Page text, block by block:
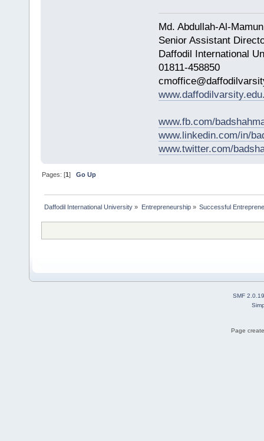
Md. Abdullah-Al-
Senior Assistant
Daffodil International
01811-458850
www.fb.com/
www.linkedin.com/in/
www.twitter.com/
Pages: [1]Go Up
Daffodil International University » Entrepreneurship» Successful
SMF 2.0.19
Page